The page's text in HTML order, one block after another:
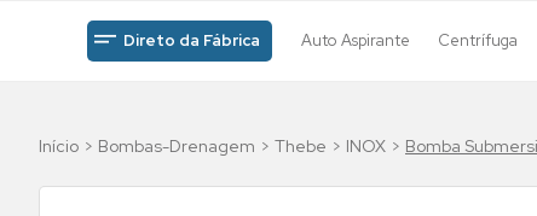
Direto da Fábrica Auto Aspirante Centrífuga
Bombas-Drenagem Thebe INOX Bomba
drenagem